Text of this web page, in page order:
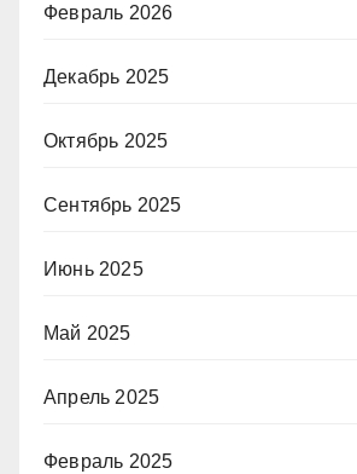
Февраль 2026
Декабрь 2025
Октябрь 2025
Сентябрь 2025
Июнь 2025
Май 2025
Апрель 2025
Февраль 2025